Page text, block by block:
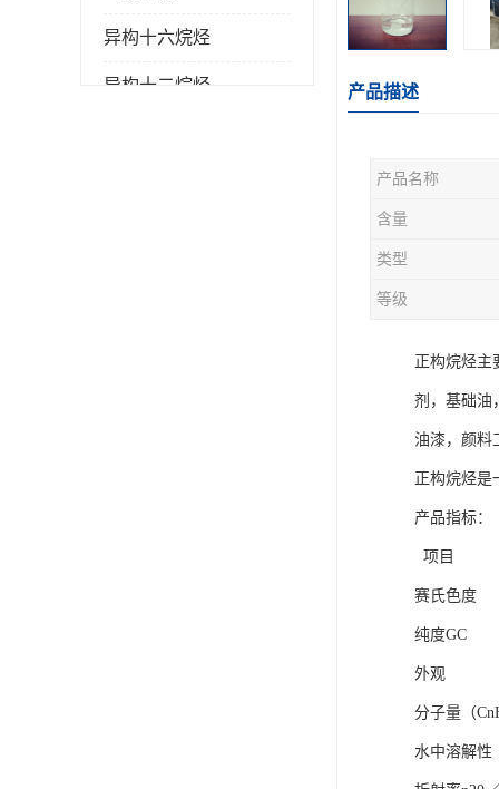
异构十六烷烃
异构十二烷烃 产品描述
产品名称
含量
类型
等级
正构烷烃主
剂，基础油
油漆，颜料
正构烷烃是
产品指标：
赛
纯
外
分子
水中溶